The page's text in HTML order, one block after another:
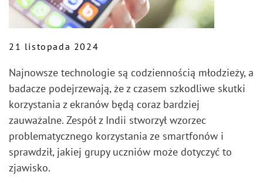
21 listopada 2024
Najnowsze technologie są codziennością młodzieży, a
badacze podejrzewają, że z czasem szkodliwe skutki
korzystania z ekranów będą coraz bardziej
zauważalne. Zespół z Indii stworzył wzorzec
problematycznego korzystania ze smartfonów i
sprawdził, jakiej grupy uczniów może dotyczyć to
zjawisko.